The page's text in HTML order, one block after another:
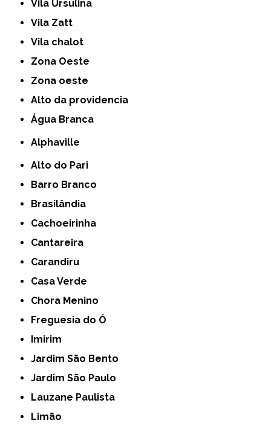
Vila Ursulina
Vila Zatt
Vila chalot
Zona Oeste
Zona oeste
alto da providencia
Água Branca
Alphaville
Alto do Pari
Barro Branco
Brasilândia
Cachoeirinha
Cantareira
Carandiru
Casa Verde
Chora Menino
Freguesia do Ó
Imirim
Jardim São Bento
Jardim São Paulo
Lauzane Paulista
Limão